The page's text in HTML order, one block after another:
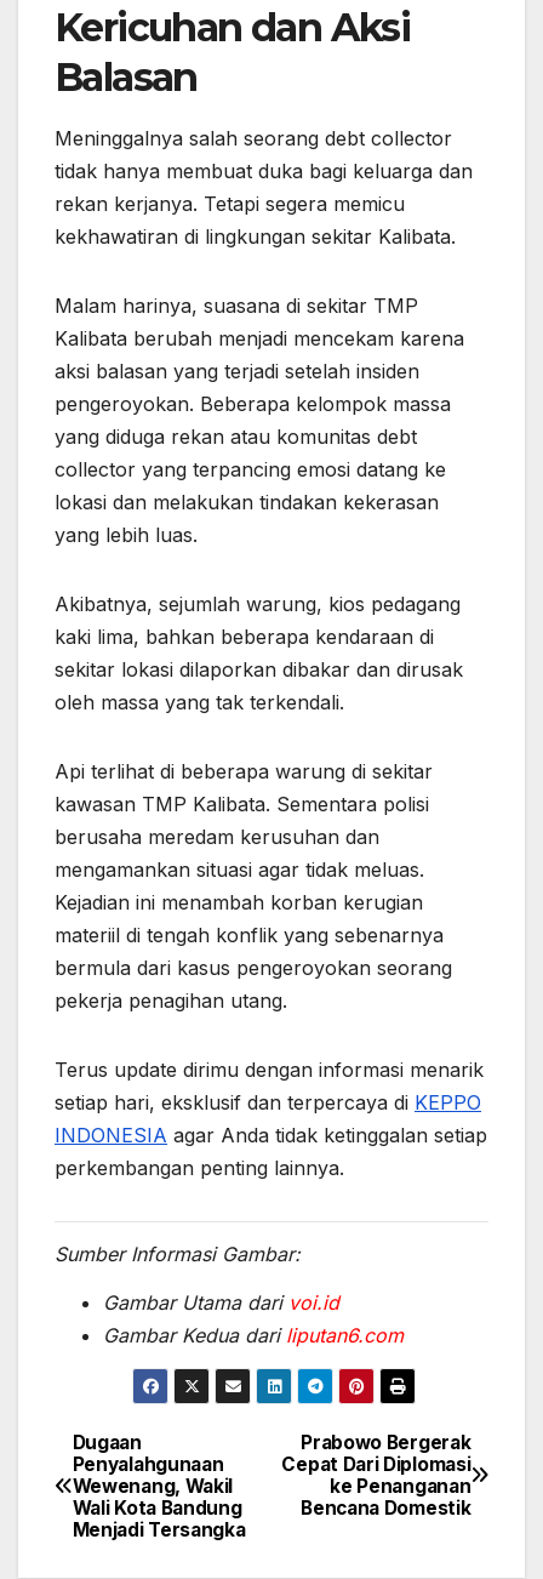
Kericuhan dan Aksi
Balasan
Meninggalnya salah seorang debt collector
tidak hanya membuat duka bagi keluarga dan
rekan kerjanya. Tetapi segera memicu
kekhawatiran di lingkungan sekitar Kalibata.
Malam harinya, suasana di sekitar TMP
Kalibata berubah menjadi mencekam karena
aksi balasan yang terjadi setelah insiden
pengeroyokan. Beberapa kelompok massa
yang diduga rekan atau komunitas debt
collector yang terpancing emosi datang ke
lokasi dan melakukan tindakan kekerasan
yang lebih luas.
Akibatnya, sejumlah warung, kios pedagang
kaki lima, bahkan beberapa kendaraan di
sekitar lokasi dilaporkan dibakar dan dirusak
oleh massa yang tak terkendali.
Api terlihat di beberapa warung di sekitar
kawasan TMP Kalibata. Sementara polisi
berusaha meredam kerusuhan dan
mengamankan situasi agar tidak meluas.
Kejadian ini menambah korban kerugian
materiil di tengah konflik yang sebenarnya
bermula dari kasus pengeroyokan seorang
pekerja penagihan utang.
Terus update dirimu dengan informasi menarik
setiap hari, eksklusif dan terpercaya di KEPPO
INDONESIA agar Anda tidak ketinggalan setiap
perkembangan penting lainnya.
Sumber Informasi Gambar:
Gambar Utama dari voi.id
Gambar Kedua dari liputan6.com
Post
navigation
Prabowo Bergerak
Cepat Dari Diplomasi
ke Penanganan
Bencana Domestik
Dugaan
Penyalahgunaan
Wewenang, Wakil
Wali Kota Bandung
Menjadi Tersangka